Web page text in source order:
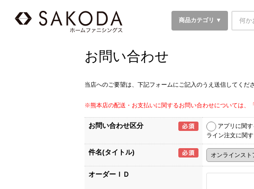
商品カテゴリ ▼
お問い合わせ
当店へのご要望は、下記フォームにご記入のうえ送信してくださ
※熊本店の配送・お支払いに関するお問い合わせについては、
お問い合わせ区分 アプリに関
ライン注文に関
件名(タイトル)
オーダーＩＤ